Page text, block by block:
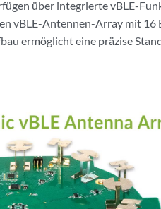
über integrierte vBLE-
vBLE-Antennen-Array mit
ermöglicht eine präzise